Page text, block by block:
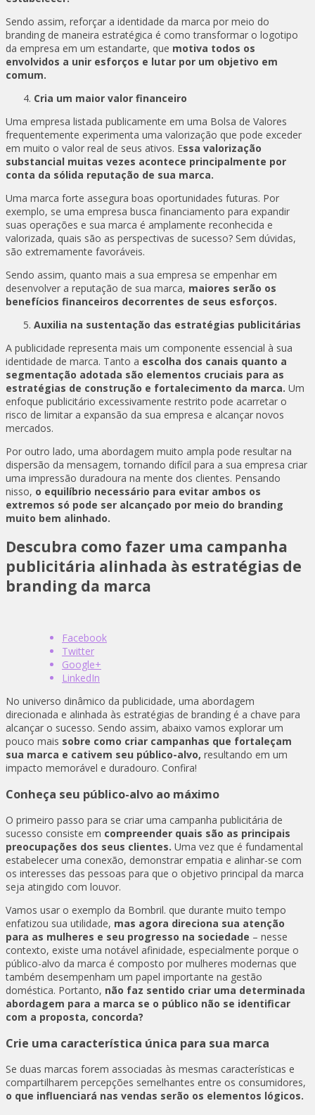
Sendo assim, reforçar a identidade da marca por meio do
branding de maneira estratégica é como transformar o logotipo
da empresa em um estandarte, que motiva todos os
envolvidos a unir esforços e lutar por um objetivo em
comum.
Cria um maior valor financeiro
Uma empresa listada publicamente em uma Bolsa de Valores
frequentemente experimenta uma valorização que pode exceder
em muito o valor real de seus ativos. Essa valorização
substancial muitas vezes acontece principalmente por
conta da sólida reputação de sua marca.
Uma marca forte assegura boas oportunidades futuras. Por
exemplo, se uma empresa busca financiamento para expandir
suas operações e sua marca é amplamente reconhecida e
valorizada, quais são as perspectivas de sucesso? Sem dúvidas,
são extremamente favoráveis.
Sendo assim, quanto mais a sua empresa se empenhar em
desenvolver a reputação de sua marca, maiores serão os
benefícios financeiros decorrentes de seus esforços.
Auxilia na sustentação das estratégias publicitárias
A publicidade representa mais um componente essencial à sua
identidade de marca. Tanto a escolha dos canais quanto a
segmentação adotada são elementos cruciais para as
estratégias de construção e fortalecimento da marca. Um
enfoque publicitário excessivamente restrito pode acarretar o
risco de limitar a expansão da sua empresa e alcançar novos
mercados.
Por outro lado, uma abordagem muito ampla pode resultar na
dispersão da mensagem, tornando difícil para a sua empresa criar
uma impressão duradoura na mente dos clientes. Pensando
nisso, o equilíbrio necessário para evitar ambos os
extremos só pode ser alcançado por meio do branding
muito bem alinhado.
Descubra como fazer uma campanha
publicitária alinhada às estratégias de
branding da marca
Facebook
Twitter
Google+
LinkedIn
No universo dinâmico da publicidade, uma abordagem
direcionada e alinhada às estratégias de branding é a chave para
alcançar o sucesso. Sendo assim, abaixo vamos explorar um
pouco mais sobre como criar campanhas que fortaleçam
sua marca e cativem seu público-alvo, resultando em um
impacto memorável e duradouro. Confira!
Conheça seu público-alvo ao máximo
O primeiro passo para se criar uma campanha publicitária de
sucesso consiste em compreender quais são as principais
preocupações dos seus clientes. Uma vez que é fundamental
estabelecer uma conexão, demonstrar empatia e alinhar-se com
os interesses das pessoas para que o objetivo principal da marca
seja atingido com louvor.
Vamos usar o exemplo da Bombril. que durante muito tempo
enfatizou sua utilidade, mas agora direciona sua atenção
para as mulheres e seu progresso na sociedade – nesse
contexto, existe uma notável afinidade, especialmente porque o
público-alvo da marca é composto por mulheres modernas que
também desempenham um papel importante na gestão
doméstica. Portanto, não faz sentido criar uma determinada
abordagem para a marca se o público não se identificar
com a proposta, concorda?
Crie uma característica única para sua marca
Se duas marcas forem associadas às mesmas características e
compartilharem percepções semelhantes entre os consumidores,
o que influenciará nas vendas serão os elementos lógicos.